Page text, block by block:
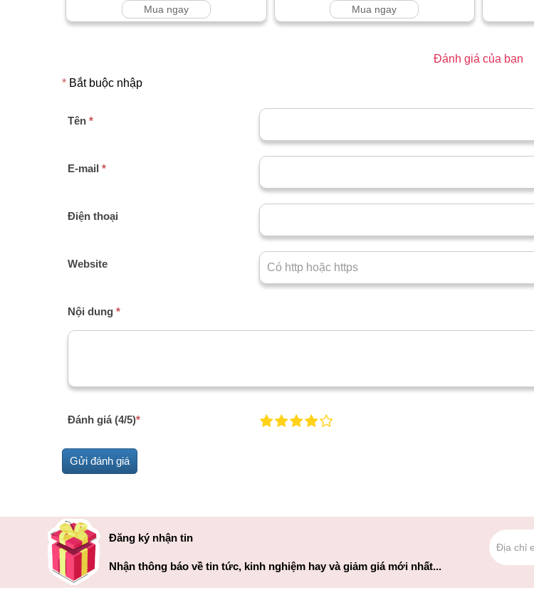
Mua ngay Mua ngay
Đánh giá của bạn
* Bắt buộc nhập
Tên *
E-mail *
Điện thoại
Website
Nội dung *
Đánh giá (4/5)*
Đăng ký nhận tin
Nhận thông báo về tin tức, kinh nghiệm hay và giảm giá mới nhất...